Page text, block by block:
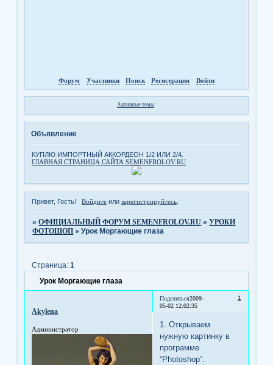
Форум Участники Поиск Регистрация Войти
Активные темы
Объявление
КУПЛЮ ИМПОРТНЫЙ АККОРДЕОН 1/2 ИЛИ 2/4.
ГЛАВНАЯ СТРАНИЦА САЙТА SEMENFROLOV.RU
Привет, Гость! Войдитеили зарегистрируйтесь.
»ОФИЦИАЛЬНЫЙ ФОРУМ SEMENFROLOV.RU »УРОКИ
ФОТОШОП »Урок Моргающие глаза
Урок Моргающие глаза
Страница:1
Поделиться 1
2009-
05-02 12:02:35
Akylena
Администратор
1. Открываем
нужную картинку в
программе
“Photoshop”.